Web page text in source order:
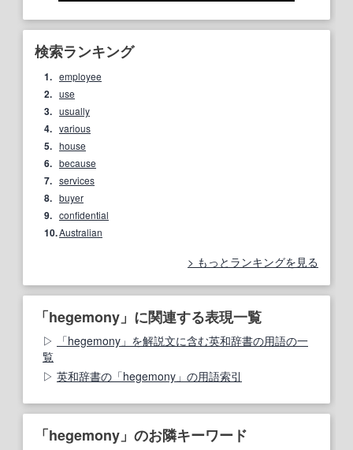
検索ランキング
1. employee
2. use
3. usually
4. various
5. house
6. because
7. services
8. buyer
9. confidential
10.Australian
もっとランキングを見る
「hegemony」に関連する表現一覧
「hegemony」を解説文に含む英和辞書の用語の一
覧
英和辞書の「hegemony」の用語索引
「hegemony」のお隣キーワード